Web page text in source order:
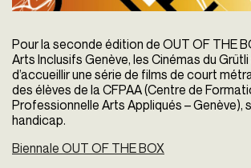
Pour la seconde édition de OUT OF THE
Arts Inclusifs Genève, les Cinémas du
d’accueillir une série de films de court
des élèves de la CFPAA (Centre de
Professionnelle Arts Appliqués – Genève),
handicap.
Biennale OUT OF THE BOX